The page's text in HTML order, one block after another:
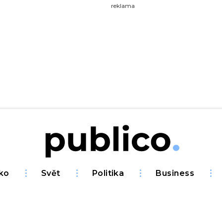
reklama
Svět Politika Business
na Publiku